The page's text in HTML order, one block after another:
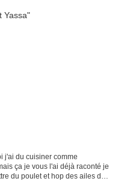
j'ai du cuisiner comme
ça je vous l'ai déjà raconté je
du poulet et hop des ailes de